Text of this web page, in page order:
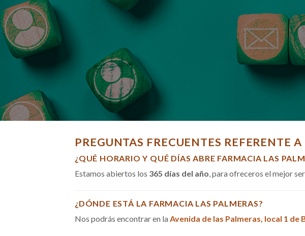
PREGUNTAS FRECUENTES REFERENTE
¿QUÉ HORARIO Y QUÉ DÍAS ABRE FARMACIA LAS
Estamos abiertos los 365 días del año, para ofreceros el mejor
¿DÓNDE ESTÁ LA FARMACIA LAS PALMERAS?
Nos podrás encontrar en la Avenida de las Palmeras, local 1 de